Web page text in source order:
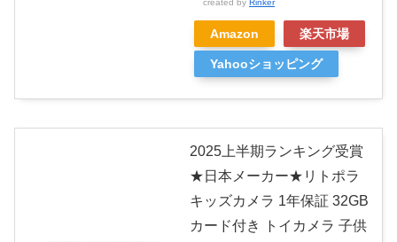
created by Rinker
Amazon 楽天市場
Yahooショッピング
2025上半期ランキング受賞
★日本メーカー★リトポラ
キッズカメラ 1年保証 32GB
カード付き トイカメラ 子供